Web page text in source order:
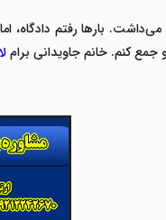
بارها رفتم دادگاه،
کنم. خانم جاویدانی برام